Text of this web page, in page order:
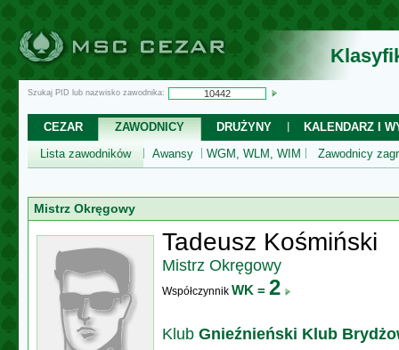
Szukaj PID lub nazwisko zawodnika:
CEZAR ZAWODNICY DRUŻYNY
KALENDARZ I
Lista zawodników
Awansy WGM, WLM, WIM Zawodnicy
Mistrz Okręgowy
Tadeusz Kośmiński
Mistrz Okręgowy
Współczynnik WK = 2
Klub Gnieźnieński Klub